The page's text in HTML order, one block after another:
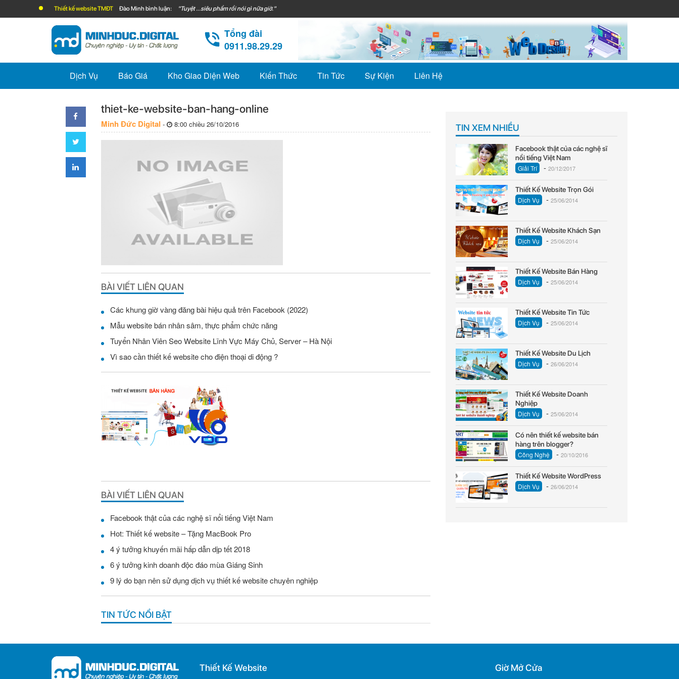
Thiết kế website TMĐT Đào Minh bình luận: "Tuyệt ...siêu phẩm rồi nói gì nữa giờ."
Tổng đài
0911.98.29.29
Dịch Vụ Báo Giá Kho Giao Diện Web Kiến Thức Tin Tức Sự Kiện Liên Hệ
thiet-ke-website-ban-hang-online
Minh Đức Digital - 8:00 chiều 26/10/2016
BÀI VIẾT LIÊN QUAN
Các khung giờ vàng đăng bài hiệu quả trên Facebook (2022)
Mẫu website bán nhân sâm, thực phẩm chức năng
Tuyển Nhân Viên Seo Website Lĩnh Vực Máy Chủ, Server – Hà Nội
Vì sao cần thiết kế website cho điện thoại di động ?
BÀI VIẾT LIÊN QUAN
Facebook thật của các nghệ sĩ nổi tiếng Việt Nam
Hot: Thiết kế website – Tặng MacBook Pro
4 ý tưởng khuyến mãi hấp dẫn dịp tết 2018
6 ý tưởng kinh doanh độc đáo mùa Giáng Sinh
9 lý do bạn nên sử dụng dịch vụ thiết kế website chuyên nghiệp
TIN TỨC NỔI BẬT
TIN XEM NHIỀU
Facebook thật của các nghệ sĩ
nổi tiếng Việt Nam
Giải Trí - 20/12/2017
Thiết Kế Website Trọn Gói
Dịch Vụ - 25/06/2014
Thiết Kế Website Khách Sạn
Dịch Vụ - 25/06/2014
Thiết Kế Website Bán Hàng
Dịch Vụ - 25/06/2014
Thiết Kế Website Tin Tức
Dịch Vụ - 25/06/2014
Thiết Kế Website Du Lịch
Dịch Vụ - 26/06/2014
Thiết Kế Website Doanh
Nghiệp
Dịch Vụ - 25/06/2014
Có nên thiết kế website bán
hàng trên blogger?
Công Nghệ - 20/10/2016
Thiết Kế Website WordPress
Dịch Vụ - 26/06/2014
Thiết Kế Website Giờ Mở Cửa